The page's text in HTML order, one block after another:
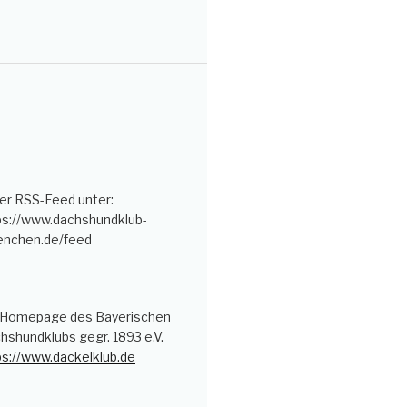
RSS-Feed unter:
www.dachshundklub-
feed
des Bayerischen
gegr. 1893 e.V.
www.dackelklub.de